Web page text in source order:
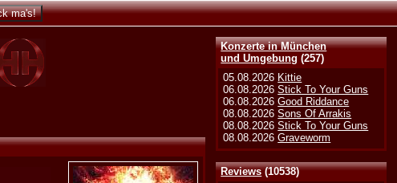
Konzerte in München
und Umgebung (257)
05.08.2026 Kittie
06.08.2026Stick To Your Guns
06.08.2026Good Riddance
08.08.2026Sons Of Arrakis
08.08.2026Stick To Your Guns
08.08.2026Graveworm
Reviews(10538)